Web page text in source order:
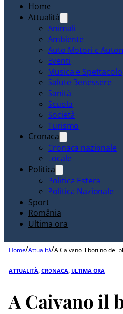
Home
Attualità
Animali
Ambiente
Auto Motori e
Eventi
Musica e Spettacolo
Salute Benessere
Sanità
Scuola
Società
Turismo
Cronaca
Cronaca nazionale
Locale
Politica
Politica Estera
Politica Nazionale
Sport
România
Ultima ora
Home/Attualità/A Caivano il bottino del
ATTUALITÀ CRONACA ULTIMA ORA
A Caivano il